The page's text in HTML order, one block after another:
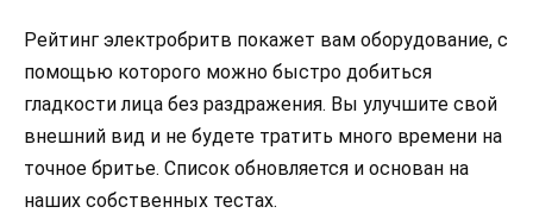
Рейтинг электробритв покажет вам оборудование, с
помощью которого можно быстро добиться
гладкости лица без раздражения. Вы улучшите свой
внешний вид и не будете тратить много времени на
точное бритье. Список обновляется и основан на
наших собственных тестах.